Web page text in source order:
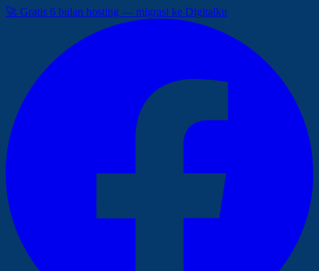
🚀 Gratis 6 bulan hosting — migrasi ke Digitalku